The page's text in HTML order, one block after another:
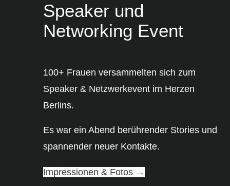
Speaker und
Networking Event
100+ Frauen versammelten sich zum
Speaker & Netzwerkevent im Herzen
Berlins.
Es war ein Abend berührender Stories und
spannender neuer Kontakte.
Impressionen & Fotos →